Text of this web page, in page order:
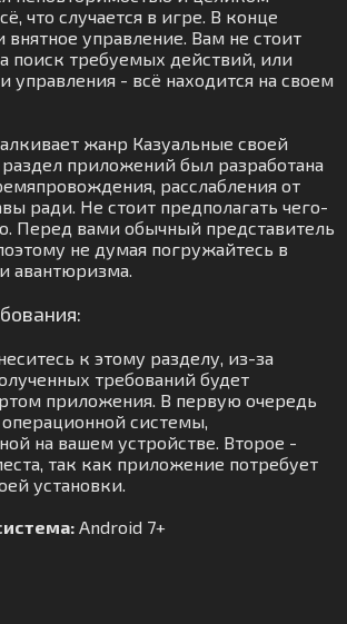
что случается в игре. В конце
внятное управление. Вам не стоит
поиск требуемых действий, или
управления - всё находится на своем
жанр Казуальные своей
приложений был разработана
расслабления от
ради. Не стоит предполагать чего-
Перед вами обычный представитель
не думая погружайтесь в
авантюризма.
к этому разделу, из-за
требований будет
приложения. В первую очередь
системы,
на вашем устройстве. Второе -
так как приложение потребует
установки.
Android 7+